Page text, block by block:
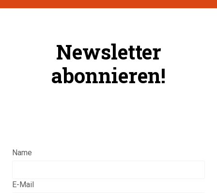
Newsletter
abonnieren!
Name
E-Mail